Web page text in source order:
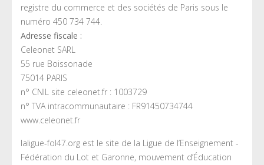
registre du commerce et des sociétés de Paris sous le
numéro 450 734 744.
Adresse fiscale :
Celeonet SARL
55 rue Boissonade
75014 PARIS
n° CNIL site celeonet.fr : 1003729
n° TVA intracommunautaire : FR91450734744
www.celeonet.fr
laligue-fol47.org est le site de la Ligue de l’Enseignement -
Fédération du Lot et Garonne, mouvement d’Éducation